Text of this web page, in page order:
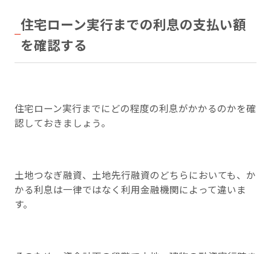
住宅ローン実行までの利息の支払い額
を確認する
住宅ローン実行までにどの程度の利息がかかるのかを確
認しておきましょう。
土地つなぎ融資、土地先行融資のどちらにおいても、か
かる利息は一律ではなく利用金融機関によって違いま
す。